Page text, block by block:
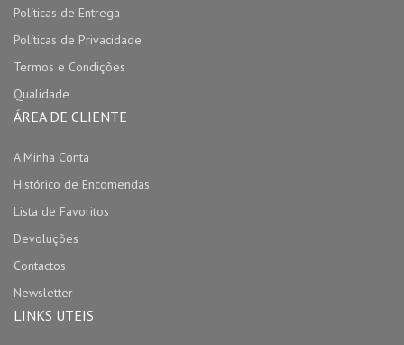
Políticas de Entrega
Políticas de Privacidade
Termos e Condições
Qualidade
ÁREA DE CLIENTE
A Minha Conta
Histórico de Encomendas
Lista de Favoritos
Devoluções
Contactos
Newsletter
LINKS UTEIS